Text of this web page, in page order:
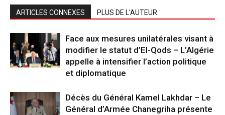
ARTICLES CONNEXES PLUS DE L'AUTEUR
Face aux mesures unilatérales visant à
modifier le statut d’El-Qods – L’Algérie
appelle à intensifier l’action politique
et diplomatique
Décès du Général Kamel Lakhdar – Le
Général d’Armée Chanegriha présente